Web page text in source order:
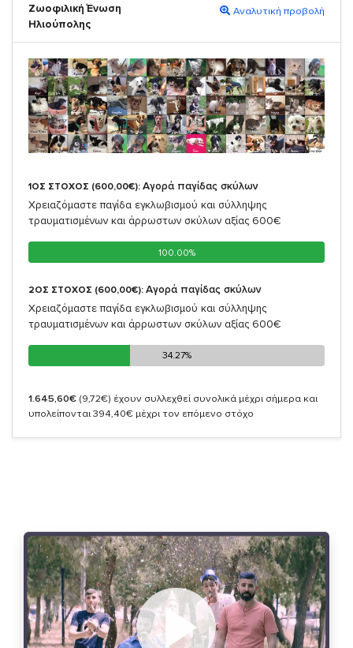
Ζωοφιλική Ένωση
Ηλιούπολης
Αναλυτική προβολή
1ΟΣ ΣΤΟΧΟΣ (600,00€): Αγορά παγίδας σκύλων
Χρειαζόμαστε παγίδα εγκλωβισμού και σύλληψης
τραυματισμένων και άρρωστων σκύλων αξίας 600€
100.00%
100.00%
2ΟΣ ΣΤΟΧΟΣ (600,00€): Αγορά παγίδας σκύλων
Χρειαζόμαστε παγίδα εγκλωβισμού και σύλληψης
τραυματισμένων και άρρωστων σκύλων αξίας 600€
34.27%
34.27%
1.645,60€ (9,72€) έχουν συλλεχθεί συνολικά μέχρι σήμερα και
υπολείπονται 394,40€ μέχρι τον επόμενο στόχο